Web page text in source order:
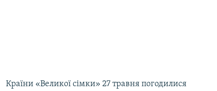
Країни «Великої сімки» 27 травня погодилися